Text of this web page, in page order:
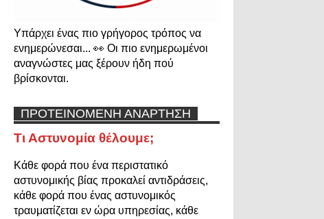
Υπάρχει ένας πιο γρήγορος τρόπος να
ενημερώνεσαι... 👀 Οι πιο ενημερωμένοι
αναγνώστες μας ξέρουν ήδη πού
βρίσκονται.
ΠΡΟΤΕΙΝΟΜΕΝΗ ΑΝΑΡΤΗΣΗ
Τι Αστυνομία θέλουμε;
Κάθε φορά που ένα περιστατικό
αστυνομικής βίας προκαλεί αντιδράσεις,
κάθε φορά που ένας αστυνομικός
τραυματίζεται εν ώρα υπηρεσίας, κάθε